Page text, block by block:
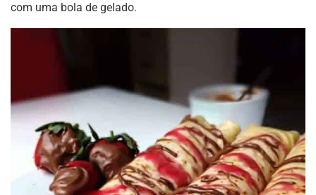
com uma bola de gelado.